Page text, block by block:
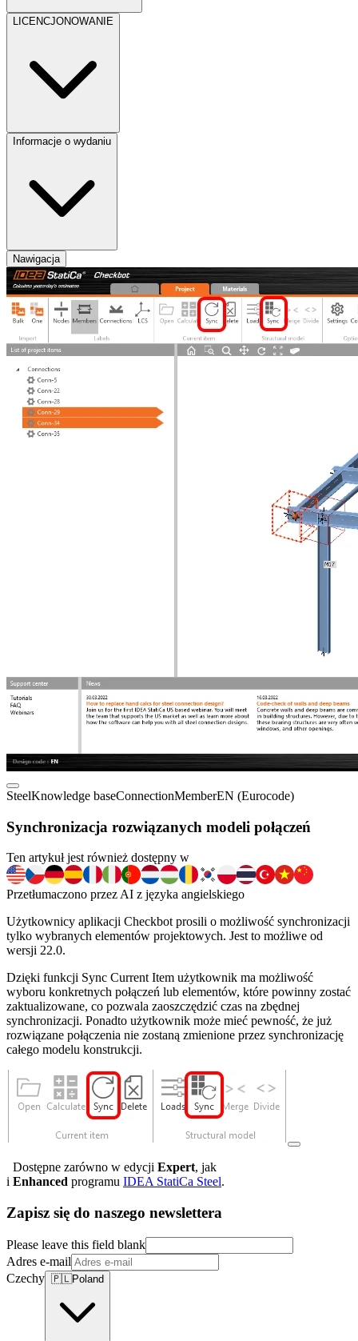
LICENCJONOWANIE
Informacje o wydaniu
Nawigacja
SteelKnowledge baseConnectionMemberEN (Eurocode)
Synchronizacja rozwiązanych modeli połączeń
Ten artykuł jest również dostępny w
Przetłumaczono przez AI z języka angielskiego
Użytkownicy aplikacji Checkbot prosili o możliwość synchronizacji
tylko wybranych elementów projektowych. Jest to możliwe od
wersji 22.0.
Dzięki funkcji Sync Current Item użytkownik ma możliwość
wyboru konkretnych połączeń lub elementów, które powinny zostać
zaktualizowane, co pozwala zaoszczędzić czas na zbędnej
synchronizacji. Ponadto użytkownik może mieć pewność, że już
rozwiązane połączenia nie zostaną zmienione przez synchronizację
całego modelu konstrukcji.
Dostępne zarówno w edycji Expert, jak
i Enhanced programu IDEA StatiCa Steel.
Zapisz się do naszego newslettera
Please leave this field blank
Adres e-mail
Czechy 🇵🇱Poland